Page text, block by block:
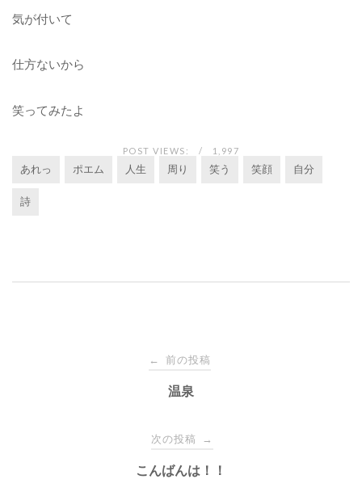
気が付いて
仕方ないから
笑ってみたよ
POST VIEWS: 1,997
あれっ ポエム 人生 周り 笑う 笑顔 自分
詩
← 前の投稿
温泉
次の投稿 →
こんばんは！！